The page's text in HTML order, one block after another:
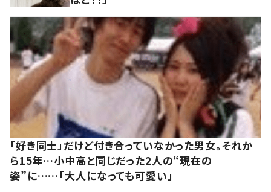
「好き同士」だけど付き合っていなかった男女。それか
ら15年…小中高と同じだった2人の“現在の
姿”に……「大人になっても可愛い」